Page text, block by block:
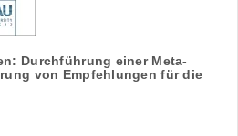
Durchführung einer Meta-
von Empfehlungen für die